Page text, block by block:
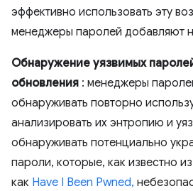
эффективно использовать эту
менеджеры паролей добавляют
Обнаружение уязвимых
обновления : менеджеры
обнаруживать повторно
анализировать их энтропию и
обнаруживать потенциально
пароли, которые, как известно
как Have I Been Pwned,